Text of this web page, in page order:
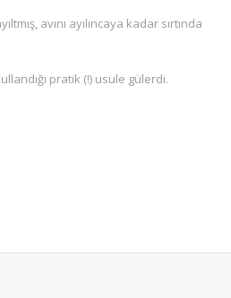
avını ayılıncaya kadar sırtında
pratik (!) usule gülerdi.